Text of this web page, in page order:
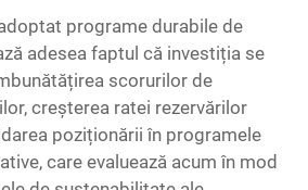
programe durabile de
adesea faptul că investiția se
scorurilor de
creșterea ratei rezervărilor
poziționării în programele
care evaluează acum în mod